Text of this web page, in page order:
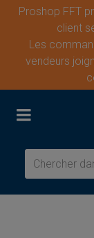
Proshop FFT
client
Les
vendeurs